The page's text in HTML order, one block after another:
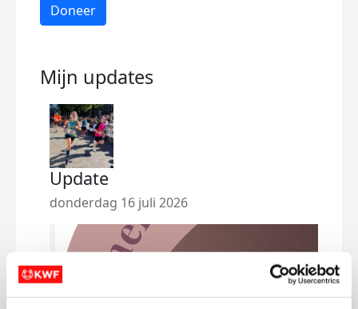
Doneer
Mijn updates
Update
donderdag 16 juli 2026